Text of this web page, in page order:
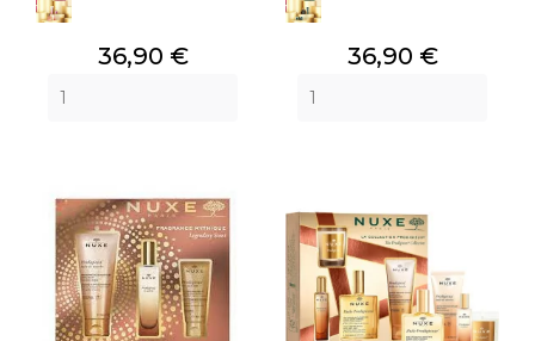
Prix
36,90 € Prix
36,90 €